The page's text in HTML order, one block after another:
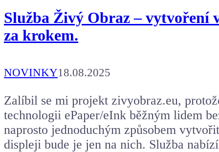
Služba Živý Obraz – vytvoření
za krokem.
NOVINKY18.08.2025
Zalíbil se mi projekt zivyobraz.eu,
technologii ePaper/eInk běžným lidem
naprosto jednoduchým způsobem
displeji bude je jen na nich. Služba